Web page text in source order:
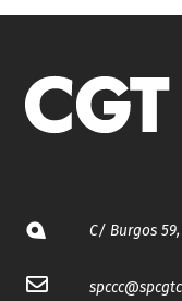
C/ Burgos
spccc@